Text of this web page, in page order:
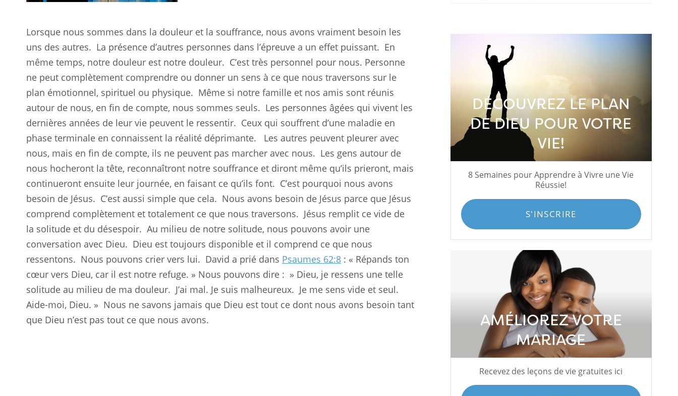
Lorsque nous sommes dans la douleur et la souffrance, nous avons vraiment besoin les
uns des autres. La présence d’autres personnes dans l’épreuve a un effet puissant. En
même temps, notre douleur est notre douleur. C’est très personnel pour nous. Personne
ne peut complètement comprendre ou donner un sens à ce que nous traversons sur le
plan émotionnel, spirituel ou physique. Même si notre famille et nos amis sont réunis
autour de nous, en fin de compte, nous sommes seuls. Les personnes âgées qui vivent les
dernières années de leur vie peuvent le ressentir. Ceux qui souffrent d’une maladie en
phase terminale en connaissent la réalité déprimante.
Les autres peuvent pleurer avec
nous, mais en fin de compte, ils ne peuvent pas marcher avec nous. Les gens autour de
nous hocheront la tête, reconnaîtront notre souffrance et diront même qu’ils prieront, mais
continueront ensuite leur journée, en faisant ce qu’ils font. C’est pourquoi nous avons
besoin de Jésus. C’est aussi simple que cela. Nous avons besoin de Jésus parce que Jésus
comprend complètement et totalement ce que nous traversons. Jésus remplit ce vide de
la solitude et du désespoir. Au milieu de notre solitude, nous pouvons avoir une
conversation avec Dieu. Dieu est toujours disponible et il comprend ce que nous
ressentons. Nous pouvons crier vers lui. David a prié dans Psaumes 62:8 : « Répands ton
cœur vers Dieu, car il est notre refuge. » Nous pouvons dire : » Dieu, je ressens une telle
solitude au milieu de ma douleur. J’ai mal. Je suis malheureux. Je me sens vide et seul.
Aide-moi, Dieu. » Nous ne savons jamais que Dieu est tout ce dont nous avons besoin tant
que Dieu n’est pas tout ce que nous avons.
DÉCOUVREZ LE PLAN
DE DIEU POUR VOTRE
VIE!
8 Semaines pour Apprendre à Vivre une Vie
Réussie!
S'INSCRIRE
AMÉLIOREZ VOTRE
MARIAGE
Recevez des leçons de vie gratuites ici